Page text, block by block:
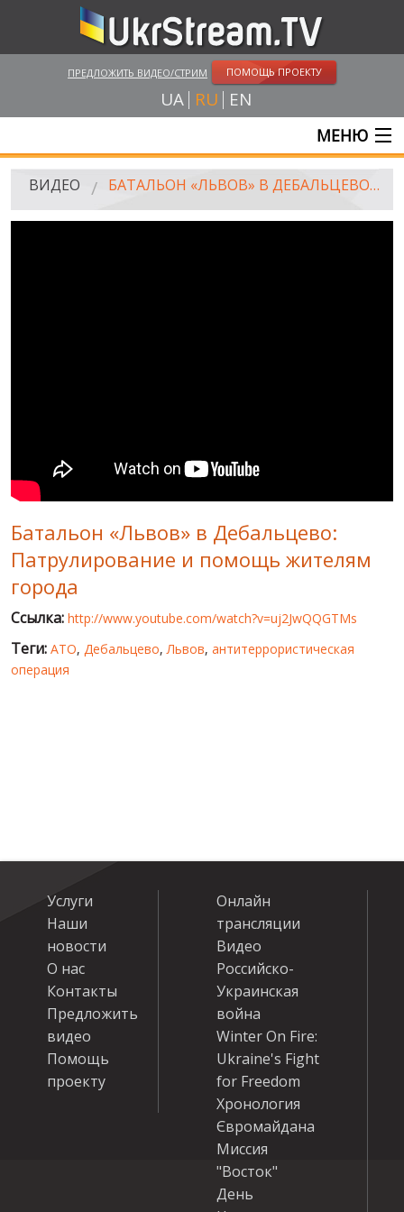
ПРЕДЛОЖИТЬ ВИДЕО/СТРИМ ПОМОЩЬ ПРОЕКТУ
UA RU EN
МЕНЮ
ГЛАВНАЯ
ПУБЛИЧНЫЕ ЛЮДИ
РОССИЙСКО-УКРАИНСКАЯ ВОЙНА
WINTER ON FIRE: UKRAINE'S FIGHT FOR FREEDOM
ХРОНОЛОГИЯ ЄВРОМАЙДАНА
ВИДЕО БАТАЛЬОН «ЛЬВОВ» В ДЕБАЛЬЦЕВО: ПАТРУЛИРОВАНИЕ И ПОМОЩЬ ЖИТЕЛЯМ ГОРОДА
Батальон «Львов» в Дебальцево:
Патрулирование и помощь жителям
города
Ссылка: http://www.youtube.com/watch?v=uj2JwQQGTMs
Теги: АТО, Дебальцево,Львов, антитеррористическая
операция
Услуги
Наши
новости
О нас
Контакты
Предложить
видео
Помощь
проекту
Онлайн
трансляции
Видео
Российско-
Украинская
война
Winter On Fire:
Ukraine's Fight
for Freedom
Хронология
Євромайдана
Миссия
"Восток"
День